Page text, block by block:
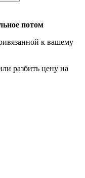
потом
к вашему
разбить цену на